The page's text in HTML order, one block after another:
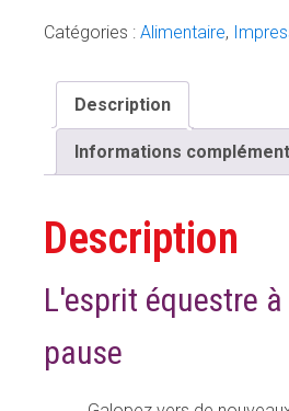
Mug
Toujours
plus
Catégories : Alimentaire,
Description
Informations
Description
L'esprit équestre
pause